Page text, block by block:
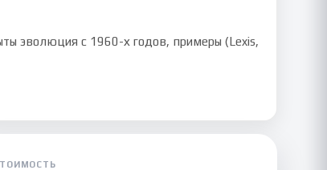
эволюция с 1960-х годов, примеры (Lexis,